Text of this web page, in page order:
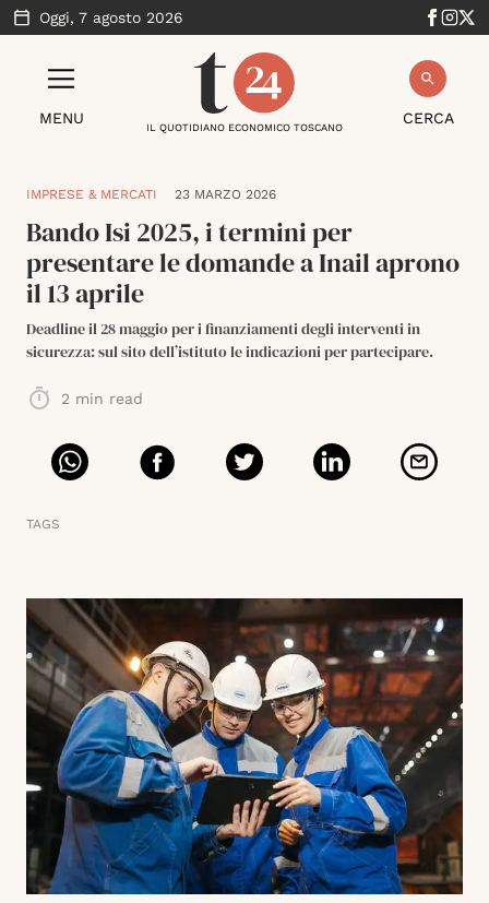
Oggi, 7 agosto 2026
MENU CERCA
IL QUOTIDIANO ECONOMICO TOSCANO
IMPRESE & MERCATI 23 MARZO 2026
Bando Isi 2025, i termini per
presentare le domande a Inail aprono
il 13 aprile
Deadline il 28 maggio per i finanziamenti degli interventi in
sicurezza: sul sito dell’istituto le indicazioni per partecipare.
2 min read
TAGS